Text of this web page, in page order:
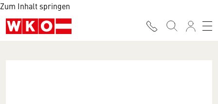
Zum Inhalt springen